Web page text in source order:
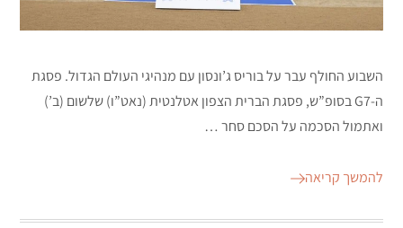
השבוע החולף עבר על בוריס ג’ונסון עם מנהיגי העולם הגדול. פסגת
ה-G7 בסופ”ש, פסגת הברית הצפון אטלנטית (נאט”ו) שלשום (ב’)
ואתמול הסכמה על הסכם סחר …
להמשך קריאה